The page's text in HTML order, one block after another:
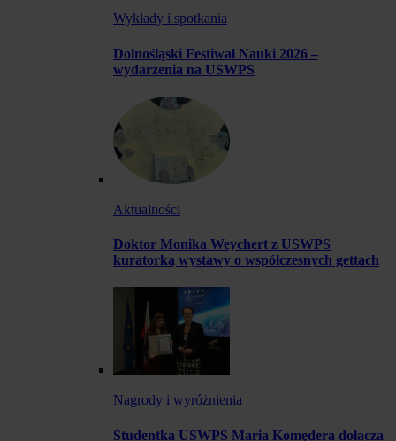
Wykłady i spotkania
Dolnośląski Festiwal Nauki 2026 –
wydarzenia na USWPS
Aktualności
Doktor Monika Weychert z USWPS
kuratorką wystawy o współczesnych gettach
Nagrody i wyróżnienia
Studentka USWPS Maria Komędera dołącza